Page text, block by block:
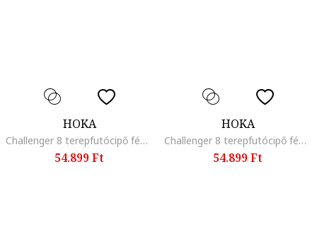
HOKA
Challenger 8 terepfutócipő fényvisszaverő részletekkel
54.899 Ft
HOKA
Challenger 8 terepfutócipő fényvisszaverő részletekkel
54.899 Ft